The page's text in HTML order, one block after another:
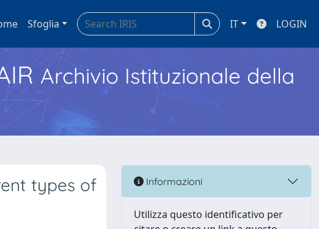
Sfoglia IT LOGIN
Archivio Istituzionale della
types of
Informazioni
Utilizza questo identificativo per